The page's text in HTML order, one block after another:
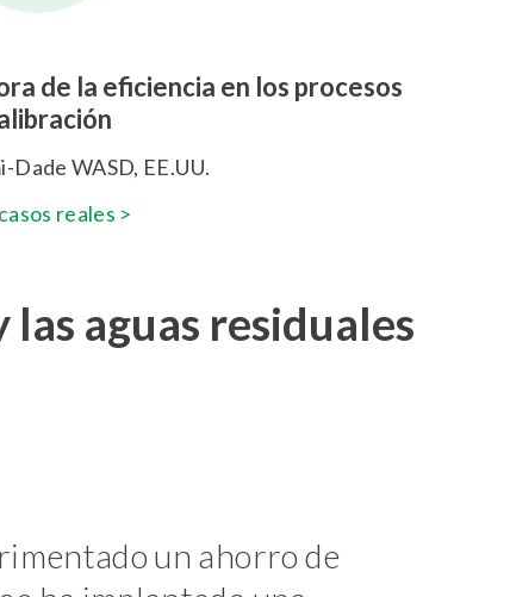
de la eficiencia en los procesos
Dade WASD, EE.UU.
reales >
aguas residuales
un ahorro de